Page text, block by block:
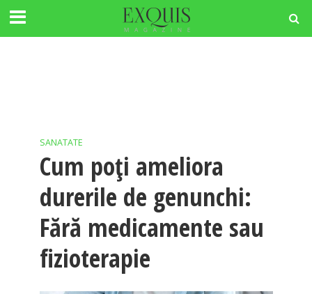
SANATATE
Cum poți ameliora
durerile de genunchi:
Fără medicamente sau
fizioterapie